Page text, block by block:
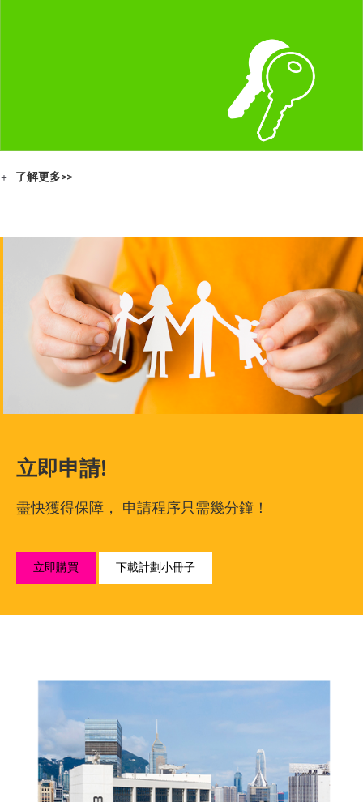
了解更多>>
立即申請!
盡快獲得保障， 申請程序只需幾分鐘！
立即購買 下載計劃小冊子